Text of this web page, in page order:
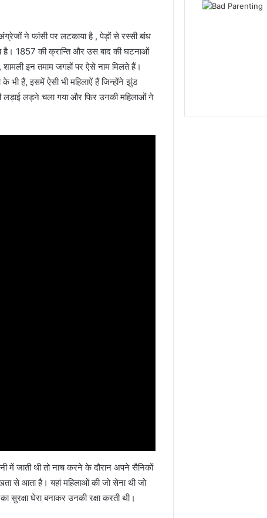
ने फांसी पर लटकाया है , पेड़ों से रस्सी बांध
है। 1857 की क्रान्ति और उस बाद की घटनाओं
इन तमाम जगहों पर ऐसे नाम मिलते हैं।
भी हैं, इसमें ऐसी भी महिलाऐं हैं जिन्होंने झुंड
लड़ाई लड़ने चला गया और फिर उनकी महिलाओं ने
में जाती थी तो नाच करने के दौरान अपने सैनिकों
से आता है। यहां महिलाओं की जो सेना थी जो
घेरा बनाकर उनकी रक्षा करती थी।